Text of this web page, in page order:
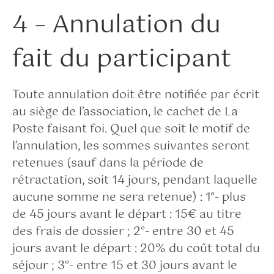
4 – Annulation du
fait du participant
Toute annulation doit être notifiée par écrit
au siège de l’association, le cachet de La
Poste faisant foi. Quel que soit le motif de
l’annulation, les sommes suivantes seront
retenues (sauf dans la période de
rétractation, soit 14 jours, pendant laquelle
aucune somme ne sera retenue) : 1°- plus
de 45 jours avant le départ : 15€ au titre
des frais de dossier ; 2°- entre 30 et 45
jours avant le départ : 20% du coût total du
séjour ; 3°- entre 15 et 30 jours avant le